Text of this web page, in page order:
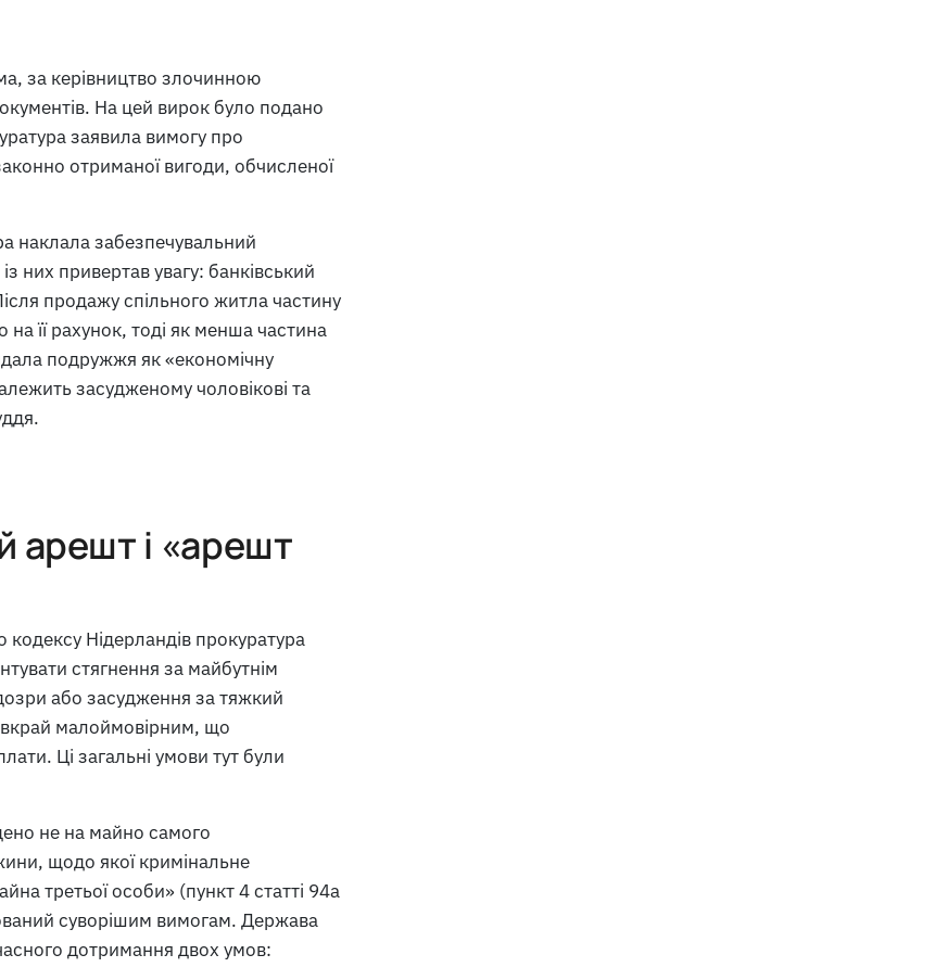
за керівництво злочинною
На цей вирок було подано
заявила вимогу про
отриманої вигоди, обчисленої
наклала забезпечувальний
них привертав увагу: банківський
продажу спільного житла частину
її рахунок, тоді як менша частина
подружжя як «економічну
засудженому чоловікові та
арешт і «арешт
кодексу Нідерландів прокуратура
стягнення за майбутнім
або засудження за тяжкий
малоймовірним, що
Ці загальні умови тут були
не на майно самого
щодо якої кримінальне
третьої особи» (пункт 4 статті 94a
суворішим вимогам. Держава
дотримання двох умов: